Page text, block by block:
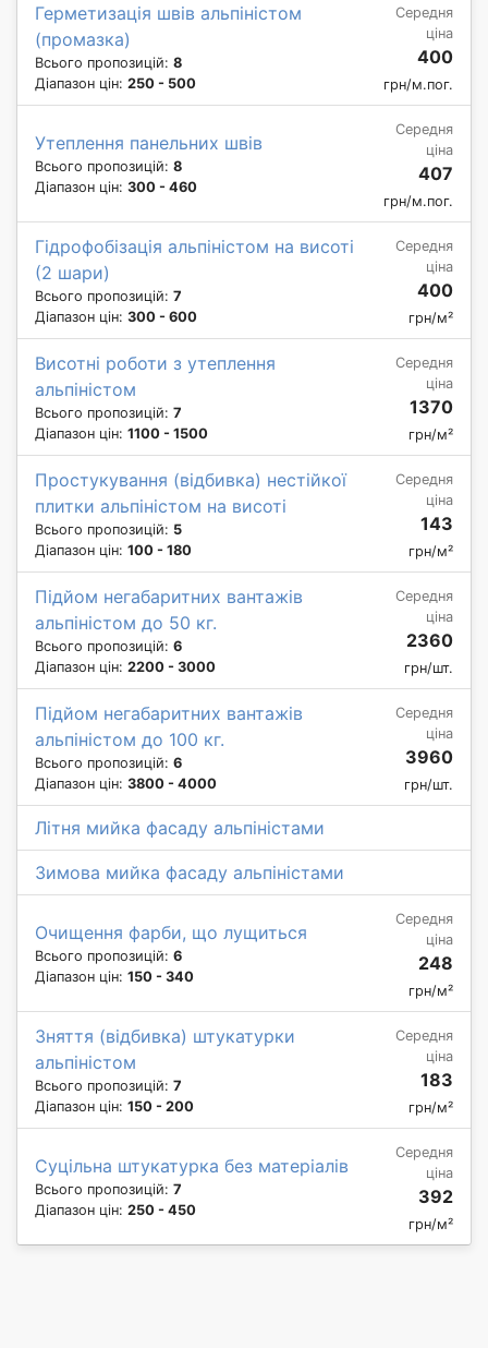
Герметизація швів альпіністом
(промазка)
Всього пропозицій: 8
Діапазон цін: 250 - 500
Середня
ціна
400
грн/м.пог.
Утеплення панельних швів
Всього пропозицій: 8
Діапазон цін: 300 - 460
Середня
ціна
407
грн/м.пог.
Гідрофобізація альпіністом на висоті
(2 шари)
Всього пропозицій: 7
Діапазон цін: 300 - 600
Середня
ціна
400
грн/м²
Висотні роботи з утеплення
альпіністом
Всього пропозицій: 7
Діапазон цін: 1100 - 1500
Середня
ціна
1370
грн/м²
Простукування (відбивка) нестійкої
плитки альпіністом на висоті
Всього пропозицій: 5
Діапазон цін: 100 - 180
Середня
ціна
143
грн/м²
Підйом негабаритних вантажів
альпіністом до 50 кг.
Всього пропозицій: 6
Діапазон цін: 2200 - 3000
Середня
ціна
2360
грн/шт.
Підйом негабаритних вантажів
альпіністом до 100 кг.
Всього пропозицій: 6
Діапазон цін: 3800 - 4000
Середня
ціна
3960
грн/шт.
Літня мийка фасаду альпіністами
Зимова мийка фасаду альпіністами
Очищення фарби, що лущиться
Всього пропозицій: 6
Діапазон цін: 150 - 340
Середня
ціна
248
грн/м²
Зняття (відбивка) штукатурки
альпіністом
Всього пропозицій: 7
Діапазон цін: 150 - 200
Середня
ціна
183
грн/м²
Суцільна штукатурка без матеріалів
Всього пропозицій: 7
Діапазон цін: 250 - 450
Середня
ціна
392
грн/м²